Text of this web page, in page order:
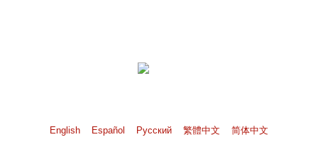
English Español Pусский 繁體中文 简体中文